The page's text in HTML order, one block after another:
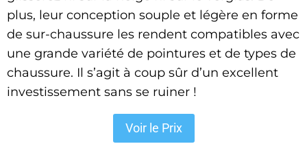
plus, leur conception souple et légère en forme
de sur-chaussure les rendent compatibles avec
une grande variété de pointures et de types de
chaussure. Il s’agit à coup sûr d’un excellent
investissement sans se ruiner !
Voir le Prix